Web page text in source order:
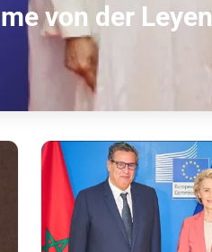
von der Leyen